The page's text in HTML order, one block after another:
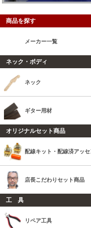
商品を探す
メーカー一覧
ネック・ボディ
ネック
ギター用材
オリジナルセット商品
配線キット・配線済アッセ
店長こだわりセット商品
工 具
リペア工具